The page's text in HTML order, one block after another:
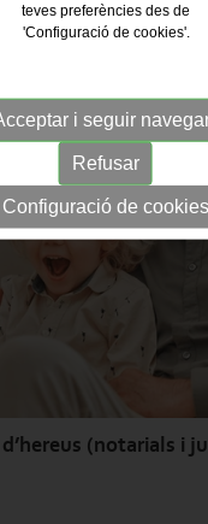
(notarials i
teves preferències des de
'Configuració de cookies'.
i seguir
Refusar
Configuració de cookies